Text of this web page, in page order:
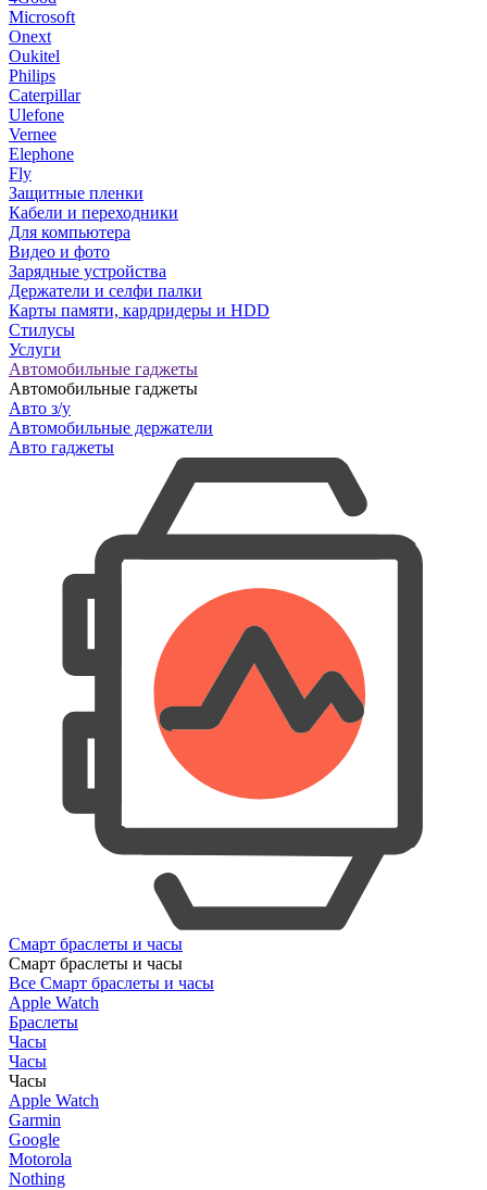
Microsoft
Onext
Oukitel
Philips
Caterpillar
Ulefone
Vernee
Elephone
Fly
Защитные пленки
Кабели и переходники
Для компьютера
Видео и фото
Зарядные устройства
Держатели и селфи палки
Карты памяти, кардридеры и HDD
Стилусы
Услуги
Автомобильные гаджеты
Автомобильные гаджеты
Авто з/у
Автомобильные держатели
Авто гаджеты
Смарт браслеты и часы
Смарт браслеты и часы
Все Смарт браслеты и часы
Apple Watch
Браслеты
Часы
Часы
Часы
Apple Watch
Garmin
Google
Motorola
Nothing